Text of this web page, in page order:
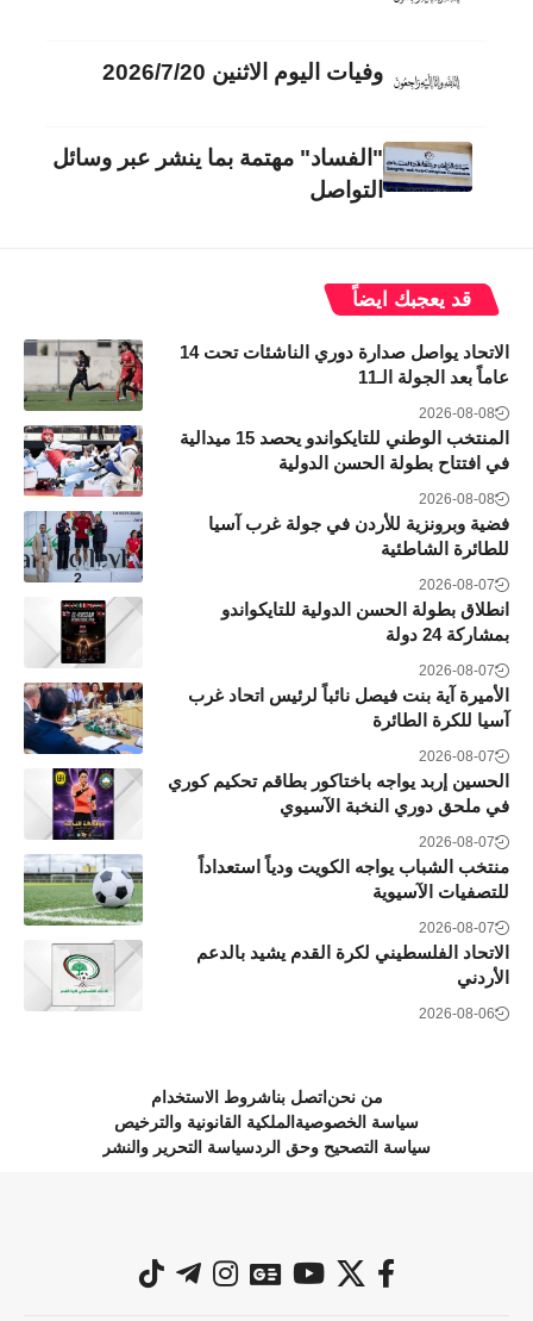
وفيات اليوم الاثنين 2026/7/20
"الفساد" مهتمة بما ينشر عبر وسائل
التواصل
قد يعجبك ايضاً
الاتحاد يواصل صدارة دوري الناشئات تحت 14
عاماً بعد الجولة الـ11
2026-08-08
المنتخب الوطني للتايكواندو يحصد 15 ميدالية
في افتتاح بطولة الحسن الدولية
2026-08-08
فضية وبرونزية للأردن في جولة غرب آسيا
للطائرة الشاطئية
2026-08-07
انطلاق بطولة الحسن الدولية للتايكواندو
بمشاركة 24 دولة
2026-08-07
الأميرة آية بنت فيصل نائباً لرئيس اتحاد غرب
آسيا للكرة الطائرة
2026-08-07
الحسين إربد يواجه باختاكور بطاقم تحكيم كوري
في ملحق دوري النخبة الآسيوي
2026-08-07
منتخب الشباب يواجه الكويت ودياً استعداداً
للتصفيات الآسيوية
2026-08-07
الاتحاد الفلسطيني لكرة القدم يشيد بالدعم
الأردني
2026-08-06
من نحناتصل بناشروط الاستخدام
سياسة الخصوصيةالملكية القانونية والترخيص
سياسة التصحيح وحق الردسياسة التحرير والنشر